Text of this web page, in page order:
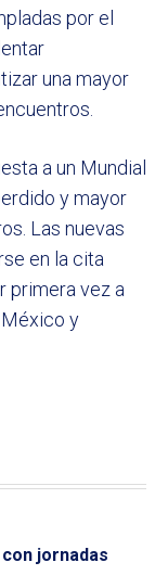
por el
una mayor
a un Mundial
y mayor
Las nuevas
en la cita
primera vez a
y
jornadas